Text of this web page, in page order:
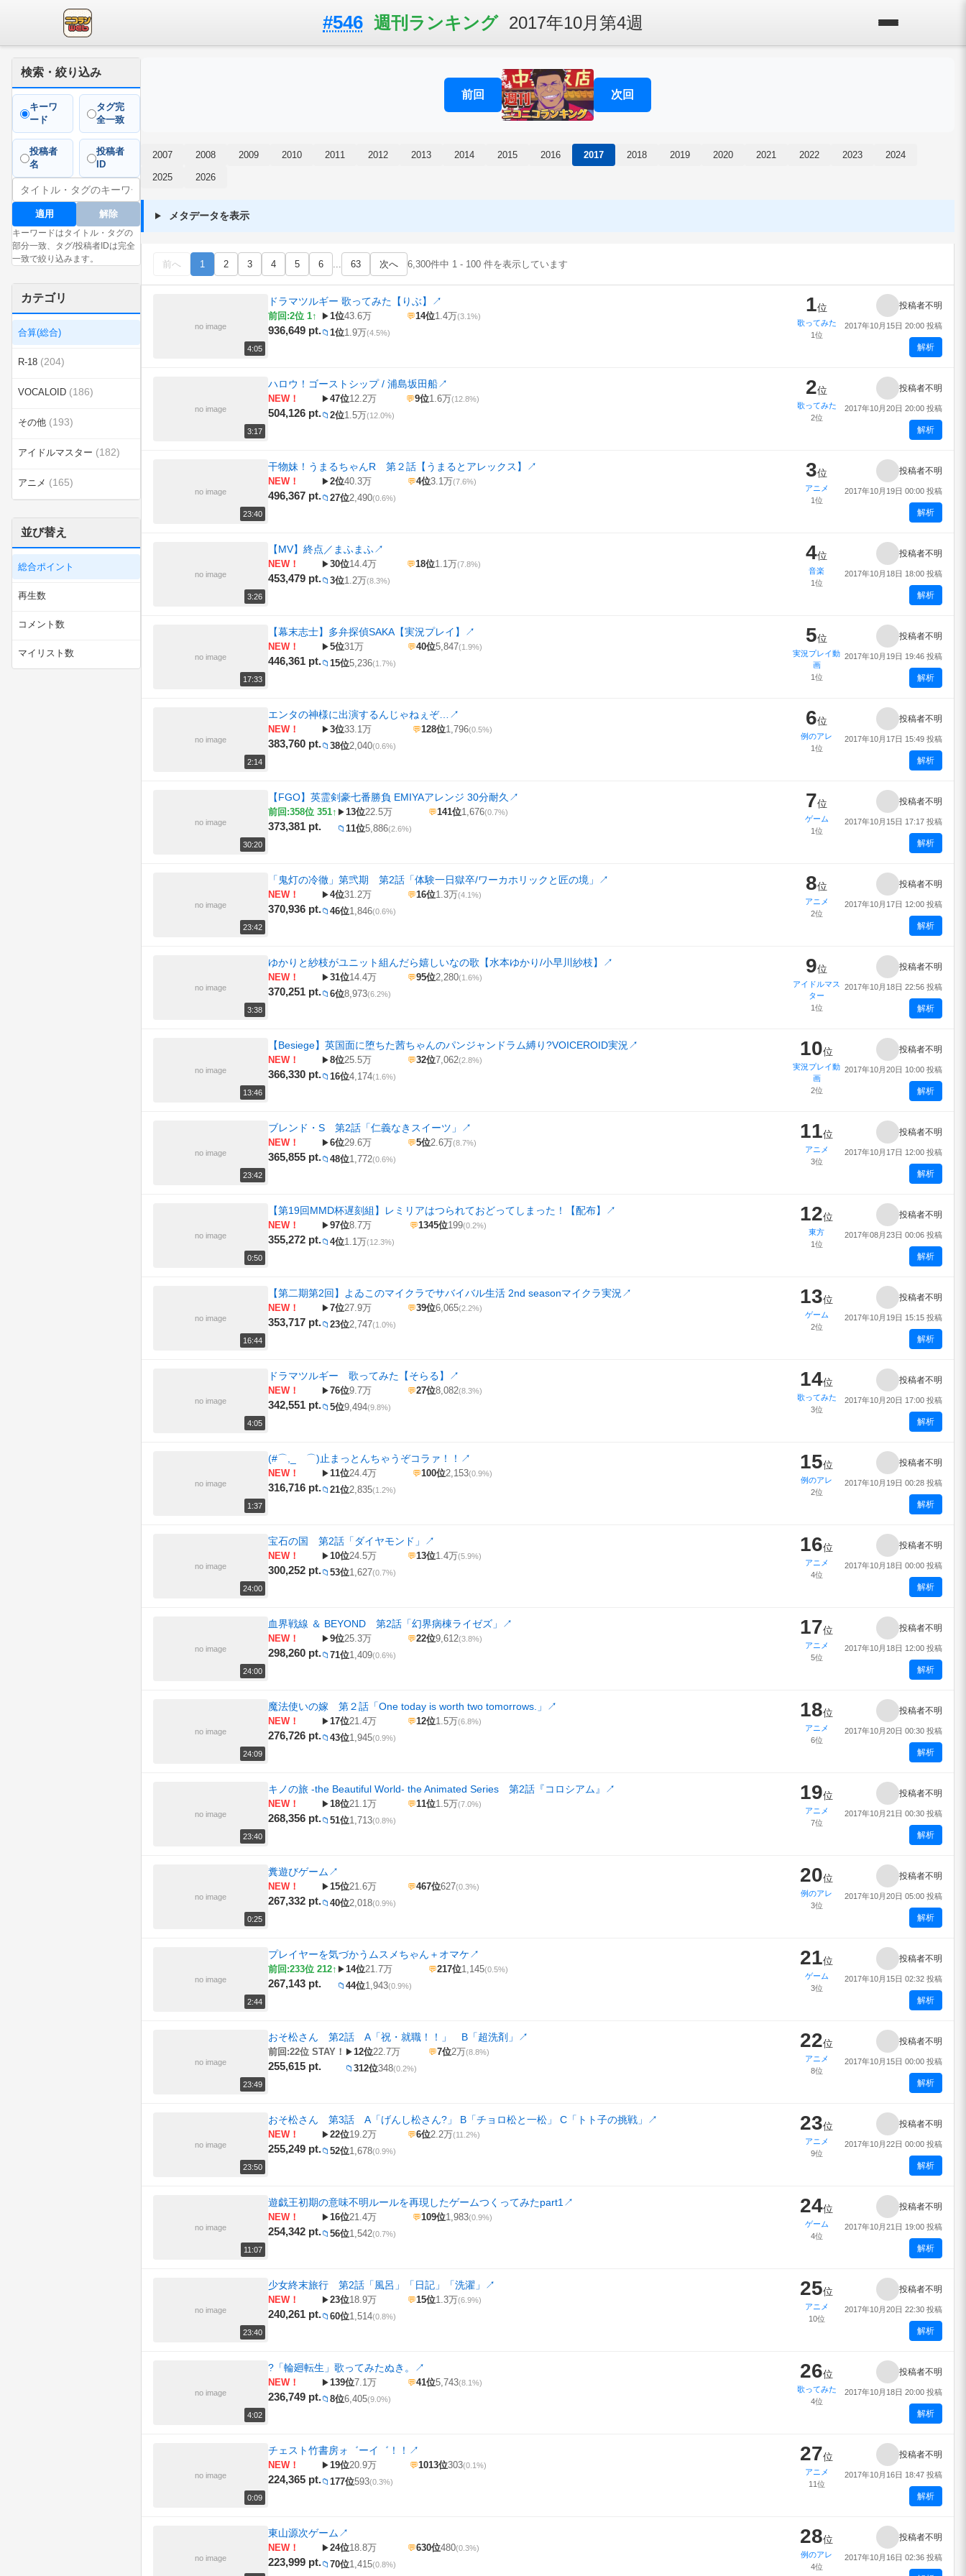
#546 週刊ランキング 2017年10月第4週
検索・絞り込み
キーワ
ード
タグ完
全一致
投稿者
名
投稿者
ID
適用 解除
キーワードはタイトル・タグの
部分一致、タグ/投稿者IDは完全
一致で絞り込みます。
カテゴリ
合算(総合)
R-18 (204)
VOCALOID (186)
その他 (193)
アイドルマスター (182)
アニメ (165)
ゲーム (180)
スポーツ
(201)
並び替え
総合ポイント
再生数
コメント数
マイリスト数
前回 次回
2007 2008 2009 2010 2011 2012 2013 2014 2015 2016 2017 2018 2019 2020 2021 2022 2023 2024
2025 2026
メタデータを表示
前へ 1 2 3 4 5 6 ... 63 次へ 6,300件中 1 - 100 件を表示しています
no image
4:05
ドラマツルギー 歌ってみた【りぶ】 ↗
前回:2位 1↑
936,649 pt.
▶1位43.6万 💬14位1.4万(3.1%)
📁 1位1.9万(4.5%)
1位
歌ってみた
1位
投稿者不明
2017年10月15日 20:00 投稿
解析
no image
3:17
ハロウ！ゴーストシップ / 浦島坂田船↗
NEW！
504,126 pt.
▶47位12.2万 💬9位1.6万(12.8%)
📁 2位1.5万(12.0%)
2位
歌ってみた
2位
投稿者不明
2017年10月20日 20:00 投稿
解析
no image
23:40
干物妹！うまるちゃんR 第２話【うまるとアレックス】 ↗
NEW！
496,367 pt.
▶2位40.3万 💬4位3.1万(7.6%)
📁 27位2,490(0.6%)
3位
アニメ
1位
投稿者不明
2017年10月19日 00:00 投稿
解析
no image
3:26
【MV】終点／まふまふ↗
NEW！
453,479 pt.
▶30位14.4万 💬18位1.1万(7.8%)
📁 3位1.2万(8.3%)
4位
音楽
1位
投稿者不明
2017年10月18日 18:00 投稿
解析
no image
17:33
【幕末志士】多弁探偵SAKA【実況プレイ】 ↗
NEW！
446,361 pt.
▶5位31万 💬40位5,847(1.9%)
📁 15位5,236(1.7%)
5位
実況プレイ動
画
1位
投稿者不明
2017年10月19日 19:46 投稿
解析
no image
2:14
エンタの神様に出演するんじゃねぇぞ… ↗
NEW！
383,760 pt.
▶3位33.1万 💬128位1,796(0.5%)
📁 38位2,040(0.6%)
6位
例のアレ
1位
投稿者不明
2017年10月17日 15:49 投稿
解析
no image
30:20
【FGO】英霊剣豪七番勝負 EMIYAアレンジ 30分耐久 ↗
前回:358位 351↑
373,381 pt.
▶13位22.5万 💬141位1,676(0.7%)
📁 11位5,886(2.6%)
7位
ゲーム
1位
投稿者不明
2017年10月15日 17:17 投稿
解析
no image
23:42
「鬼灯の冷徹」第弐期 第2話「体験一日獄卒/ワーカホリックと匠の境」 ↗
NEW！
370,936 pt.
▶4位31.2万 💬16位1.3万(4.1%)
📁 46位1,846(0.6%)
8位
アニメ
2位
投稿者不明
2017年10月17日 12:00 投稿
解析
no image
3:38
ゆかりと紗枝がユニット組んだら嬉しいなの歌【水本ゆかり/小早川紗枝】 ↗
NEW！
370,251 pt.
▶31位14.4万 💬95位2,280(1.6%)
📁 6位8,973(6.2%)
9位
アイドルマス
ター
1位
投稿者不明
2017年10月18日 22:56 投稿
解析
no image
13:46
【Besiege】英国面に堕ちた茜ちゃんのパンジャンドラム縛り?VOICEROID実況 ↗
NEW！
366,330 pt.
▶8位25.5万 💬32位7,062(2.8%)
📁 16位4,174(1.6%)
10位
実況プレイ動
画
2位
投稿者不明
2017年10月20日 10:00 投稿
解析
no image
23:42
ブレンド・S 第2話「仁義なきスイーツ」 ↗
NEW！
365,855 pt.
▶6位29.6万 💬5位2.6万(8.7%)
📁 48位1,772(0.6%)
11位
アニメ
3位
投稿者不明
2017年10月17日 12:00 投稿
解析
no image
0:50
【第19回MMD杯遅刻組】レミリアはつられておどってしまった！【配布】 ↗
NEW！
355,272 pt.
▶97位8.7万 💬1345位199(0.2%)
📁 4位1.1万(12.3%)
12位
東方
1位
投稿者不明
2017年08月23日 00:06 投稿
解析
no image
16:44
【第二期第2回】よゐこのマイクラでサバイバル生活 2nd seasonマイクラ実況 ↗
NEW！
353,717 pt.
▶7位27.9万 💬39位6,065(2.2%)
📁 23位2,747(1.0%)
13位
ゲーム
2位
投稿者不明
2017年10月19日 15:15 投稿
解析
no image
4:05
ドラマツルギー 歌ってみた【そらる】 ↗
NEW！
342,551 pt.
▶76位9.7万 💬27位8,082(8.3%)
📁 5位9,494(9.8%)
14位
歌ってみた
3位
投稿者不明
2017年10月20日 17:00 投稿
解析
no image
1:37
(#⌒,_ゝ⌒)止まっとんちゃうぞコラァ！！ ↗
NEW！
316,716 pt.
▶11位24.4万 💬100位2,153(0.9%)
📁 21位2,835(1.2%)
15位
例のアレ
2位
投稿者不明
2017年10月19日 00:28 投稿
解析
no image
24:00
宝石の国 第2話「ダイヤモンド」 ↗
NEW！
300,252 pt.
▶10位24.5万 💬13位1.4万(5.9%)
📁 53位1,627(0.7%)
16位
アニメ
4位
投稿者不明
2017年10月18日 00:00 投稿
解析
no image
24:00
血界戦線 ＆ BEYOND 第2話「幻界病棟ライゼズ」 ↗
NEW！
298,260 pt.
▶9位25.3万 💬22位9,612(3.8%)
📁 71位1,409(0.6%)
17位
アニメ
5位
投稿者不明
2017年10月18日 12:00 投稿
解析
no image
24:09
魔法使いの嫁 第２話「One today is worth two tomorrows.」 ↗
NEW！
276,726 pt.
▶17位21.4万 💬12位1.5万(6.8%)
📁 43位1,945(0.9%)
18位
アニメ
6位
投稿者不明
2017年10月20日 00:30 投稿
解析
no image
23:40
キノの旅 -the Beautiful World- the Animated Series 第2話『コロシアム』 ↗
NEW！
268,356 pt.
▶18位21.1万 💬11位1.5万(7.0%)
📁 51位1,713(0.8%)
19位
アニメ
7位
投稿者不明
2017年10月21日 00:30 投稿
解析
no image
0:25
糞遊びゲーム↗
NEW！
267,332 pt.
▶15位21.6万 💬467位627(0.3%)
📁 40位2,018(0.9%)
20位
例のアレ
3位
投稿者不明
2017年10月20日 05:00 投稿
解析
no image
2:44
プレイヤーを気づかうムスメちゃん＋オマケ↗
前回:233位 212↑
267,143 pt.
▶14位21.7万 💬217位1,145(0.5%)
📁 44位1,943(0.9%)
21位
ゲーム
3位
投稿者不明
2017年10月15日 02:32 投稿
解析
no image
23:49
おそ松さん 第2話 A「祝・就職！！」 B「超洗剤」 ↗
前回:22位 STAY！
255,615 pt.
▶12位22.7万 💬7位2万(8.8%)
📁 312位348(0.2%)
22位
アニメ
8位
投稿者不明
2017年10月15日 00:00 投稿
解析
no image
23:50
おそ松さん 第3話 A「げんし松さん?」 B「チョロ松と一松」 C「トト子の挑戦」 ↗
NEW！
255,249 pt.
▶22位19.2万 💬6位2.2万(11.2%)
📁 52位1,678(0.9%)
23位
アニメ
9位
投稿者不明
2017年10月22日 00:00 投稿
解析
no image
11:07
遊戯王初期の意味不明ルールを再現したゲームつくってみたpart1 ↗
NEW！
254,342 pt.
▶16位21.4万 💬109位1,983(0.9%)
📁 56位1,542(0.7%)
24位
ゲーム
4位
投稿者不明
2017年10月21日 19:00 投稿
解析
no image
23:40
少女終末旅行 第2話「風呂」「日記」「洗濯」 ↗
NEW！
240,261 pt.
▶23位18.9万 💬15位1.3万(6.9%)
📁 60位1,514(0.8%)
25位
アニメ
10位
投稿者不明
2017年10月20日 22:30 投稿
解析
no image
4:02
?「輪廻転生」歌ってみたぬき。 ↗
NEW！
236,749 pt.
▶139位7.1万 💬41位5,743(8.1%)
📁 8位6,405(9.0%)
26位
歌ってみた
4位
投稿者不明
2017年10月18日 20:00 投稿
解析
no image
0:09
チェスト竹書房ォ゛ーイ゛！！ ↗
NEW！
224,365 pt.
▶19位20.9万 💬1013位303(0.1%)
📁 177位593(0.3%)
27位
アニメ
11位
投稿者不明
2017年10月16日 18:47 投稿
解析
no image
東山源次ゲーム↗
NEW！
223,999 pt.
▶24位18.8万 💬630位480(0.3%)
📁 70位1,415(0.8%)
28位
例のアレ
4位
投稿者不明
2017年10月16日 02:36 投稿